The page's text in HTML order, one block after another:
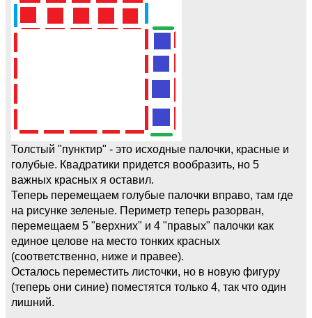
Толстый "пунктир" - это исходные палочки, красные и
голубые. Квадратики придется вообразить, но 5
важных красных я оставил.
Теперь перемещаем голубые палочки вправо, там где
на рисунке зеленые. Периметр теперь разорван,
перемещаем 5 "верхних" и 4 "правых" палочки как
единое целове на место тонких красных
(соответственно, ниже и правее).
Осталось переместить листочки, но в новую фигуру
(теперь они синие) поместятся только 4, так что один
лишний.